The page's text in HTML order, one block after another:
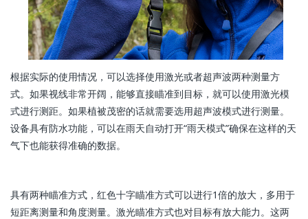
根据实际的使用情况，可以选择使用激光或者超声波两种测量方
式。如果视线非常开阔，能够直接瞄准到目标，就可以使用激光模
式进行测距。如果植被茂密的话就需要选用超声波模式进行测量。
设备具有防水功能，可以在雨天自动打开“雨天模式”确保在这样的天
气下也能获得准确的数据。
具有两种瞄准方式，红色十字瞄准方式可以进行1倍的放大，多用于
短距离测量和角度测量。激光瞄准方式也对目标有放大能力。这两